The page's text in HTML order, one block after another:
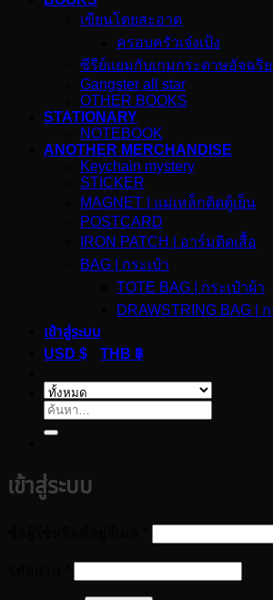
เขียนโดยสะอาด
ครอบครัวเจ๋งเป้ง
ซีรีย์แยมกับเกมกระดาษอัจฉริย
Gangster all star
OTHER BOOKS
STATIONARY
NOTEBOOK
ANOTHER MERCHANDISE
Keychain mystery
STICKER
MAGNET | แม่เหล็กติดตู้เย็น
POSTCARD
IRON PATCH | อาร์มติดเสื้อ
BAG | กระเป๋า
TOTE BAG | กระเป๋าผ้า
DRAWSTRING BAG |
เข้าสู่ระบบ
USD $
THB ฿
ค้นหา:
เข้าสู่ระบบ